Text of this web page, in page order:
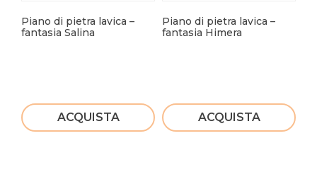
Piano di pietra lavica –
fantasia Salina
ACQUISTA
Piano di pietra lavica –
fantasia Himera
ACQUISTA